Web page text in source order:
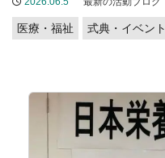
医療・福祉 式典・イベント